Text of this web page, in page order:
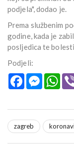
podjela", dodao je.
Prema službenim
godine, kada je
posljedica te
Podjeli:
Facebook
zagreb